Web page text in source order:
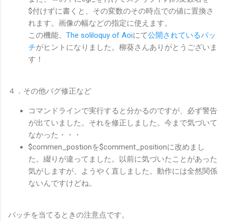
$付けずに書くと、その変数のその時点での値に置換さ
れます。画像の幅などの指定に使えます。
この機能、 The soliloquy of Aoiにて公開されているパッ
チがヒントになりました。柳葵さんありがとうございま
す！
４．その他バグ修正など
コマンドラインで実行すると分かるのですが、必ず警告
が出ていました。それを修正しました。今まで気づいて
なかった・・・
$commen_postionを$comment_positionに改めまし
た。綴りが違ってました。以前に気づいたことがあった
気がしますが、ようやく直しました。動作には全然関係
ないんですけどね。
パッチを当てるときの注意点です。